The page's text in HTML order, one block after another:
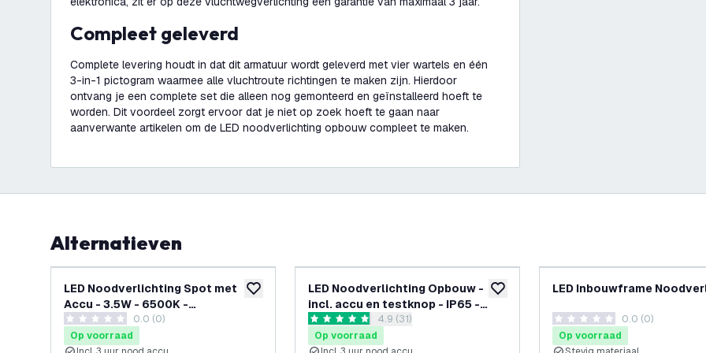
Compleet geleverd
Complete levering houdt in dat dit armatuur wordt geleverd met vier wartels en één
3-in-1 pictogram waarmee alle vluchtroute richtingen te maken zijn. Hierdoor
ontvang je een complete set die alleen nog gemonteerd en geïnstalleerd hoeft te
worden. Dit voordeel zorgt ervoor dat je niet op zoek hoeft te gaan naar
aanverwante artikelen om de LED noodverlichting opbouw compleet te maken.
Alternatieven
toevoegen aan verlanglijst
LED Noodverlichting Spot met
Accu - 3.5W - 6500K -
Plafondmontage
0 score sterren0.0 (0)
Op voorraad
toevoegen aan verlanglijst
LED Noodverlichting Opbouw -
incl. accu en testknop - IP65 -
3.5W
reviews drawer openen
4.9 score sterren4.9 (31)
Op voorraad
LED Inbouwframe
0 score sterren0.0 (0)
Op voorraad